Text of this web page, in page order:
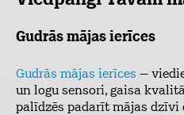
Gudrās mājas ierīces
Gudrās mājas ierīces –
un logu sensori, gaisa
palīdzēs padarīt mājas